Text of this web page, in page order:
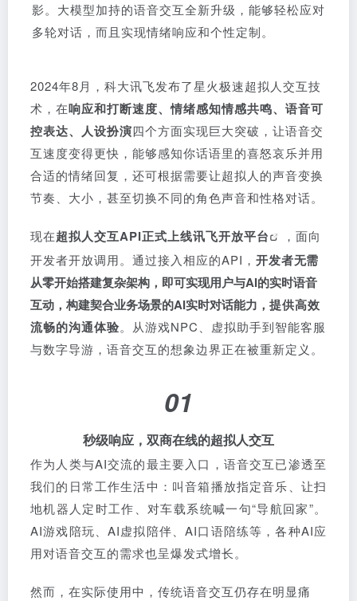
影。大模型加持的语音交互全新升级，能够轻松应对
多轮对话，而且实现情绪响应和个性定制。
2024年8月，科大讯飞发布了星火极速超拟人交互技
术，在响应和打断速度、情绪感知情感共鸣、语音可
控表达、人设扮演四个方面实现巨大突破，让语音交
互速度变得更快，能够感知你话语里的喜怒哀乐并用
合适的情绪回复，还可根据需要让超拟人的声音变换
节奏、大小，甚至切换不同的角色声音和性格对话。
现在超拟人交互API正式上线讯飞开放平台
，面向
开发者开放调用。通过接入相应的API， 开发者无需
从零开始搭建复杂架构，即可实现用户与AI的实时语音
互动，构建契合业务场景的AI实时对话能力， 提供高效
流畅的沟通体验。从游戏NPC、虚拟助手到智能客服
与数字导游，语音交互的想象边界正在被重新定义。
01
秒级响应，双商在线的超拟人交互
作为人类与AI交流的最主要入口，语音交互已渗透至
我们的日常工作生活中：叫音箱播放指定音乐、让扫
地机器人定时工作、对车载系统喊一句“导航回家”。
AI游戏陪玩、AI虚拟陪伴、AI口语陪练等，各种AI应
用对语音交互的需求也呈爆发式增长。
然而，在实际使用中，传统语音交互仍存在明显痛